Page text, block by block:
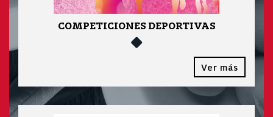
COMPETICIONES DEPORTIVAS
Ver más